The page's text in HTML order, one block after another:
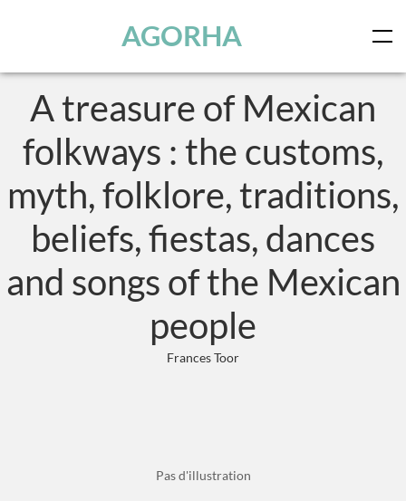
AGORHA
A treasure of Mexican
folkways : the customs,
myth, folklore, traditions,
beliefs, fiestas, dances
and songs of the Mexican
people
Frances Toor
Pas d'illustration